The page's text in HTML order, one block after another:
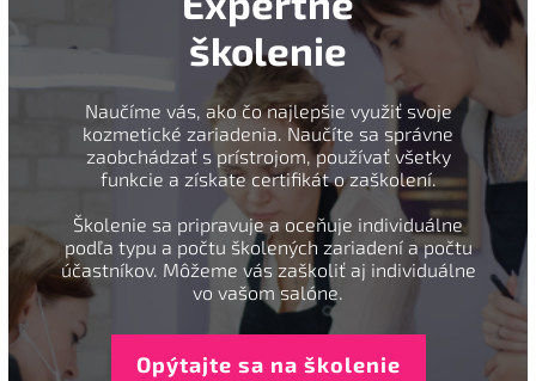
školenie
Naučíme vás, ako čo najlepšie využiť svoje
kozmetické zariadenia. Naučíte sa správne
zaobchádzať s prístrojom, používať všetky
funkcie a získate certifikát o zaškolení.
Školenie sa pripravuje a oceňuje individuálne
podľa typu a počtu školených zariadení a počtu
účastníkov. Môžeme vás zaškoliť aj individuálne
vo vašom salóne.
Opýtajte sa na školenie